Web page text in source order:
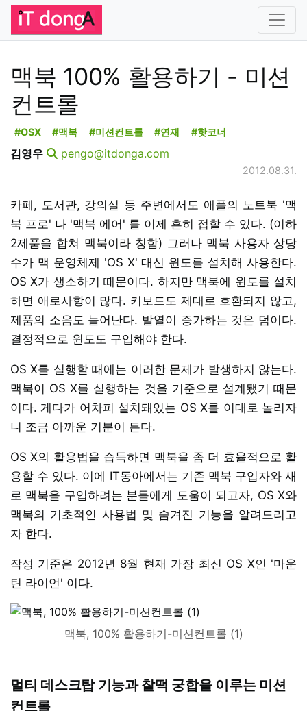
맥북 100% 활용하기 - 미션
컨트롤
#OSX #맥북 #미션컨트롤 #연재 #핫코너
김영우 pengo@itdonga.com
2012.08.31.
카페, 도서관, 강의실 등 주변에서도 애플의 노트북 '맥
북 프로' 나 '맥북 에어' 를 이제 흔히 접할 수 있다. (이하
2제품을 합쳐 맥북이라 칭함) 그러나 맥북 사용자 상당
수가 맥 운영체제 'OS X' 대신 윈도를 설치해 사용한다.
OS X가 생소하기 때문이다. 하지만 맥북에 윈도를 설치
하면 애로사항이 많다. 키보드도 제대로 호환되지 않고,
제품의 소음도 늘어난다. 발열이 증가하는 것은 덤이다.
결정적으로 윈도도 구입해야 한다.
OS X를 실행할 때에는 이러한 문제가 발생하지 않는다.
맥북이 OS X를 실행하는 것을 기준으로 설계됐기 때문
이다. 게다가 어차피 설치돼있는 OS X를 이대로 놀리자
니 조금 아까운 기분이 든다.
OS X의 활용법을 습득하면 맥북을 좀 더 효율적으로 활
용할 수 있다. 이에 IT동아에서는 기존 맥북 구입자와 새
로 맥북을 구입하려는 분들에게 도움이 되고자, OS X와
맥북의 기초적인 사용법 및 숨겨진 기능을 알려드리고
자 한다.
작성 기준은 2012년 8월 현재 가장 최신 OS X인 '마운
틴 라이언' 이다.
맥북, 100% 활용하기-미션컨트롤 (1)
멀티 데스크탑 기능과 찰떡 궁합을 이루는 미션
컨트롤